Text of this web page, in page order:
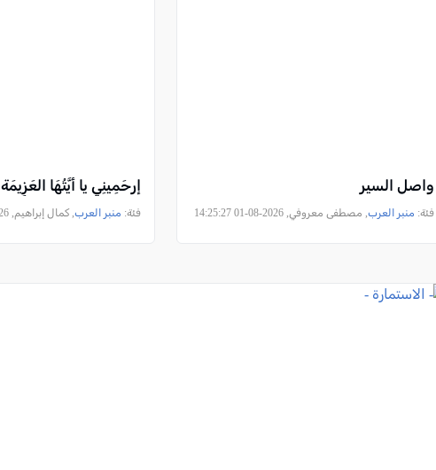
واصل السير
فئة: منبر العرب, مصطفى معروفي, 2026-08-01 14:25:27
إرحَمِينِي يا أيَّتُهَا العَزِيمَة
فئة: منبر العرب, كمال إبراهيم, 2026-08-01 14:19:13